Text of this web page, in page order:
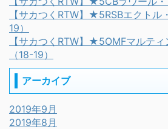
【サカつくRTW】★5RSBエクトル
19）
【サカつくRTW】★5OMFマルテ
（18-19）
アーカイブ
2019年9月
2019年8月